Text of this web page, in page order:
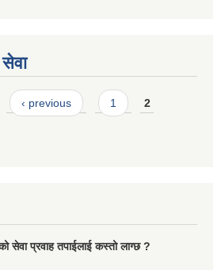
‹ previous 1 2
सेवा प्रवाह तपाईलाई कस्तो लाग्छ ?